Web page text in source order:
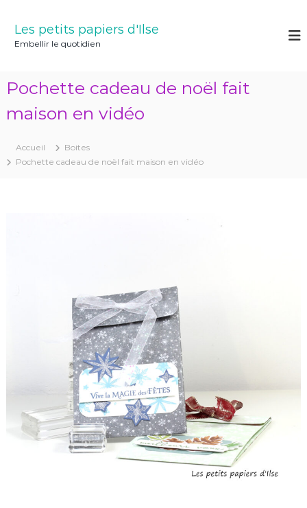
Les petits papiers d'Ilse
Embellir le quotidien
Pochette cadeau de noël fait
maison en vidéo
Accueil
Boites
Pochette cadeau de noël fait maison en vidéo